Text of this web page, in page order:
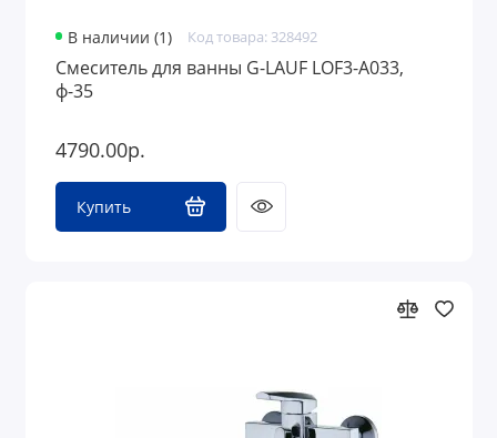
В наличии (1) Код товара: 328492
Смеситель для ванны G-LAUF LOF3-A033,
ф-35
4790.00р.
Купить